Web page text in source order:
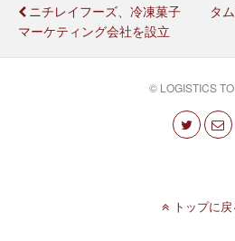
ニチレイフーズ、冷凍菓子
マーケティング会社を設立
タ
© LOGISTICS
トップに戻